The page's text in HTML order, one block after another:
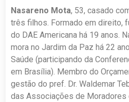
Nasareno Mota, 53, casado
três filhos. Formado em direito,
do DAE Americana há 19 anos.
mora no Jardim da Paz há 22
Saúde (participando da
em Brasília). Membro do
gestão do pref. Dr. Waldemar
das Associações de Moradores